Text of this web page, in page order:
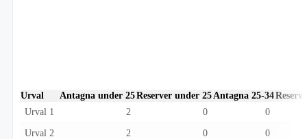
Urval Antagna under 25Reserver under 25 Antagna 25-34
Urval 1
2 0 0
Urval 2 2 0 0